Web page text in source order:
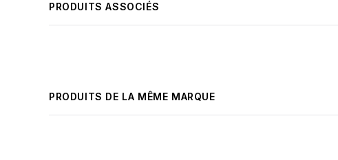
PRODUITS ASSOCIÉS
PRODUITS DE LA MÊME MARQUE